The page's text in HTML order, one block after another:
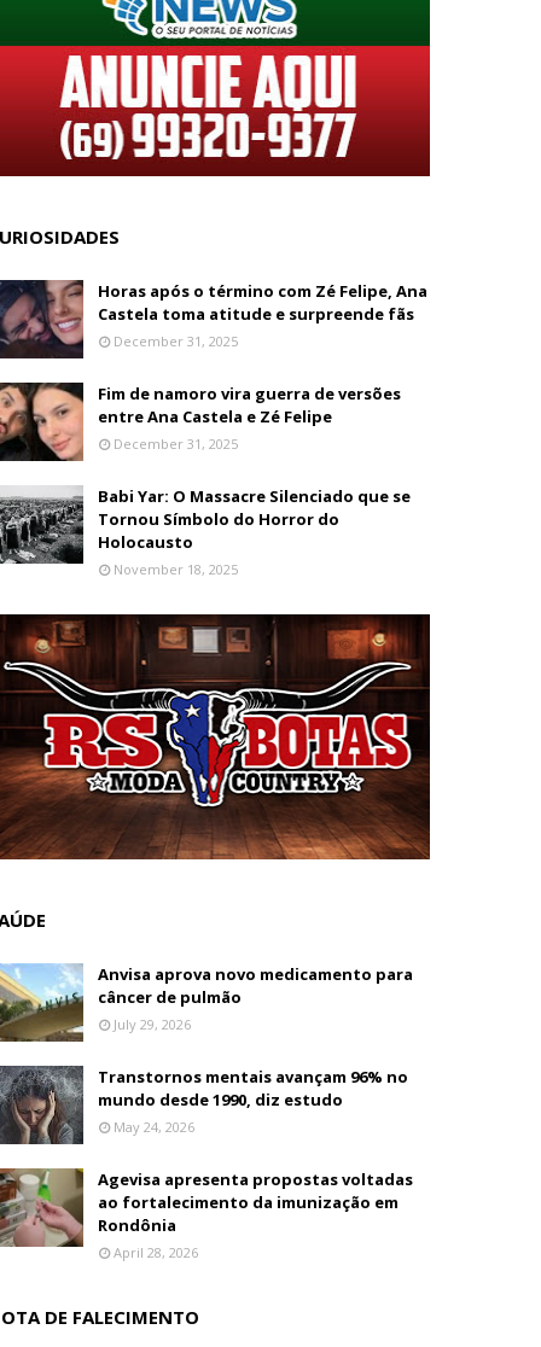
Horas após o término com Zé Felipe, Ana
Castela toma atitude e surpreende fãs
December 31, 2025
Fim de namoro vira guerra de versões
entre Ana Castela e Zé Felipe
December 31, 2025
Babi Yar: O Massacre Silenciado que se
Tornou Símbolo do Horror do
Holocausto
November 18, 2025
Anvisa aprova novo medicamento para
câncer de pulmão
July 29, 2026
Transtornos mentais avançam 96% no
mundo desde 1990, diz estudo
May 24, 2026
Agevisa apresenta propostas voltadas
ao fortalecimento da imunização em
Rondônia
April 28, 2026
DE FALECIMENTO